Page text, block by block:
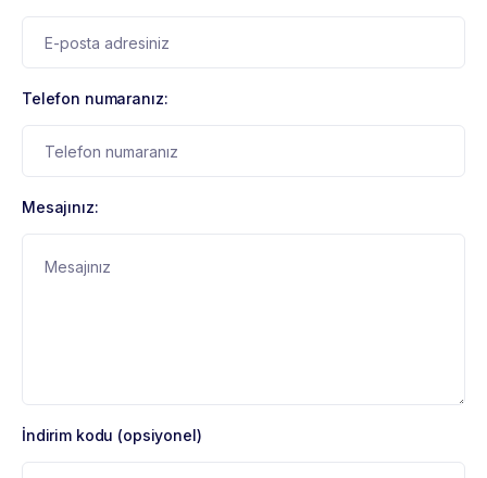
Telefon numaranız:
Mesajınız:
İndirim kodu (opsiyonel)